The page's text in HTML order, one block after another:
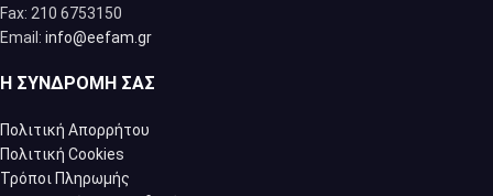
Fax: 210 6753150
Email: info@eefam.gr
Η ΣΥΝΔΡΟΜΉ ΣΑΣ
Πολιτική Απορρήτου
Πολιτική Cookies
Τρόποι Πληρωμής